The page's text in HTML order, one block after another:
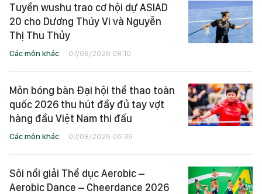
Tuyển wushu trao cơ hội dự ASIAD
20 cho Dương Thúy Vi và Nguyễn
Thị Thu Thủy
Các môn khác 07/08/2026 08:10
Môn bóng bàn Đại hội thể thao toàn
quốc 2026 thu hút đầy đủ tay vợt
hàng đầu Việt Nam thi đấu
Các môn khác 07/08/2026 06:39
Sôi nổi giải Thể dục Aerobic –
Aerobic Dance – Cheerdance 2026